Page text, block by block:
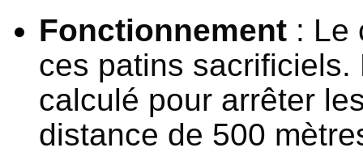
Fonctionnement : Le
ces patins
calculé pour arrêter
distance de 500